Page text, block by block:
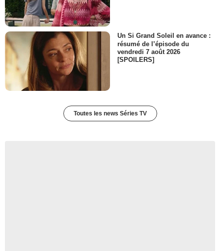
Un Si Grand Soleil en avance :
résumé de l’épisode du
vendredi 7 août 2026
[SPOILERS]
Toutes les news Séries TV